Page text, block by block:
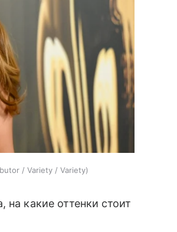
/ Variety / Variety
на какие оттенки стоит